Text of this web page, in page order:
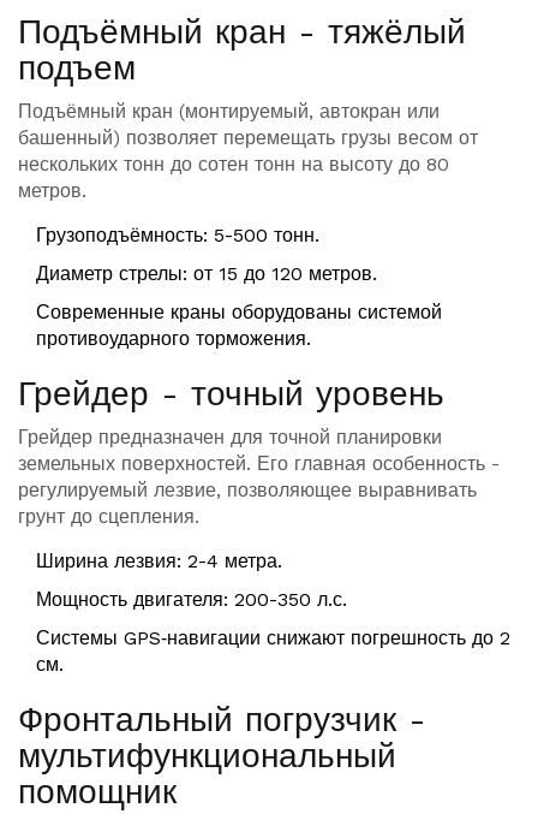
Подъёмный кран - тяжёлый
подъем
Подъёмный кран (монтируемый, автокран или
башенный) позволяет перемещать грузы весом от
нескольких тонн до сотен тонн на высоту до 80
метров.
Грузоподъёмность: 5-500 тонн.
Диаметр стрелы: от 15 до 120 метров.
Современные краны оборудованы системой
противоударного торможения.
Грейдер - точный уровень
Грейдер предназначен для точной планировки
земельных поверхностей. Его главная особенность -
регулируемый лезвие, позволяющее выравнивать
грунт до сцепления.
Ширина лезвия: 2-4 метра.
Мощность двигателя: 200-350 л.с.
Системы GPS‑навигации снижают погрешность до 2
см.
Фронтальный погрузчик -
мультифункциональный
помощник